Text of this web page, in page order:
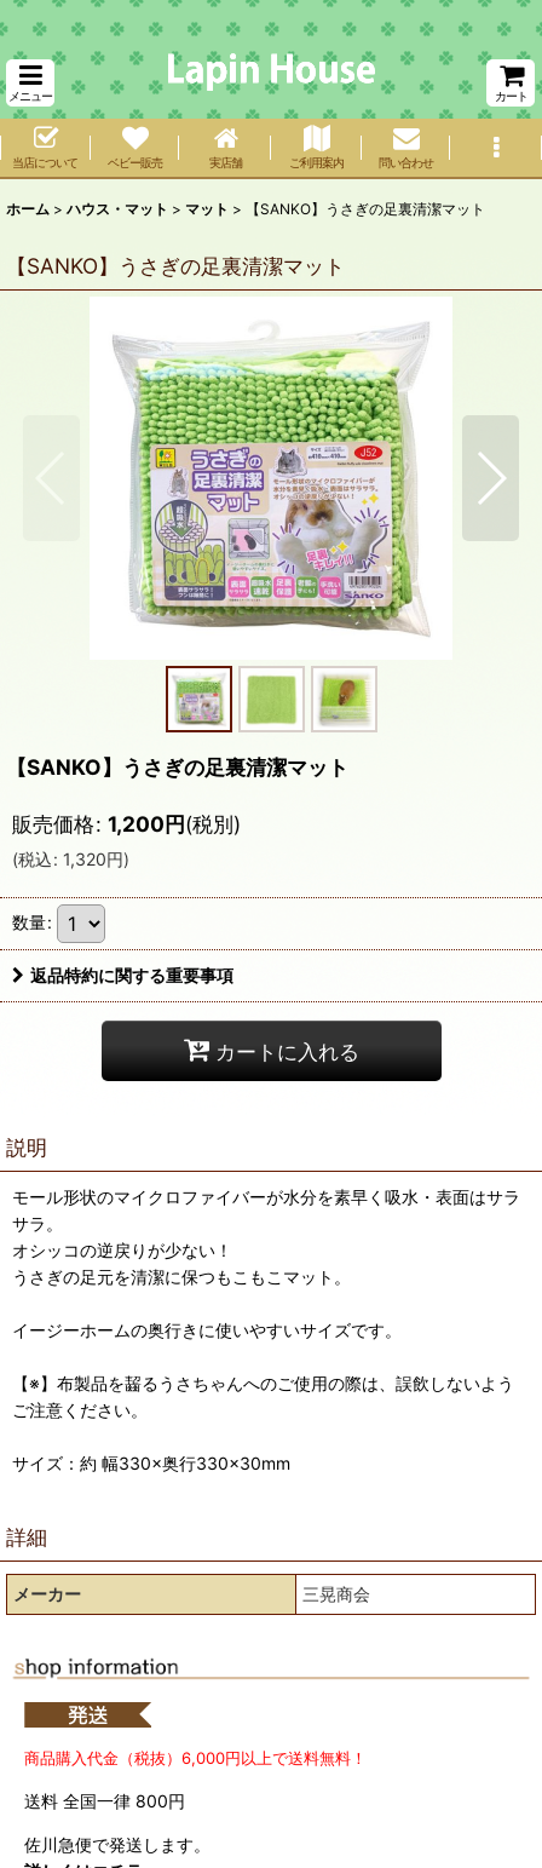
メニュー カート
当店について ベビー販売 実店舗 ご利用案内 問い合わせ
ホーム > ハウス・マット > マット > 【SANKO】うさぎの足裏清潔マット
【SANKO】うさぎの足裏清潔マット
【SANKO】うさぎの足裏清潔マット
販売価格: 1,200円(税別)
(税込: 1,320円)
数量:
返品特約に関する重要事項
カートに入れる
説明
モール形状のマイクロファイバーが水分を素早く吸水・表面はサラ
サラ。
オシッコの逆戻りが少ない！
うさぎの足元を清潔に保つもこもこマット。
イージーホームの奥行きに使いやすいサイズです。
【※】布製品を齧るうさちゃんへのご使用の際は、誤飲しないよう
ご注意ください。
サイズ：約 幅330×奥行330×30mm
詳細
メーカー 三晃商会
商品購入代金（税抜）6,000円以上で送料無料！
送料 全国一律 800円
佐川急便で発送します。